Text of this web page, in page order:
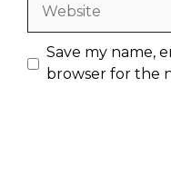
Save my name,
browser for the